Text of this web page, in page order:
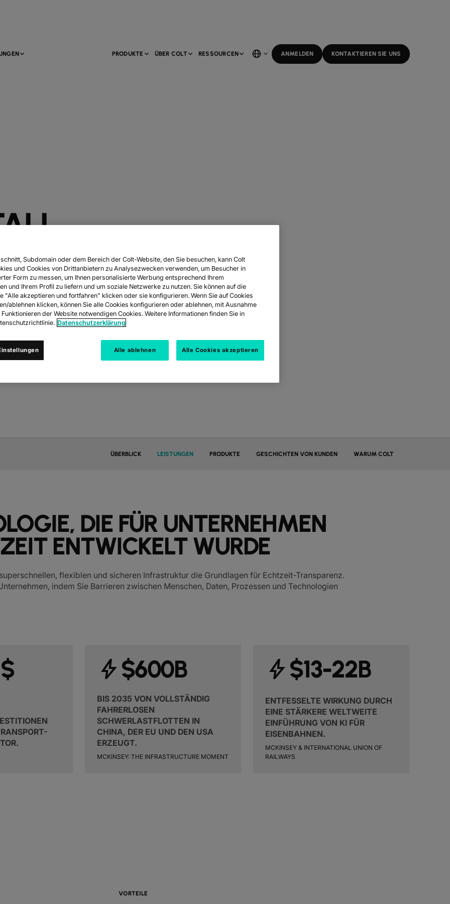
PRODUKTE ÜBER COLT RESSOURCEN ANMELDEN KONTAKTIEREN SIE UNS
bereit ist.
Kosten,
zu überstehen
ÜBERBLICK LEISTUNGEN PRODUKTE GESCHICHTEN VON KUNDEN WARUM COLT
DIE FÜR UNTERNEHMEN
ENTWICKELT WURDE
flexiblen und sicheren Infrastruktur die Grundlagen für Echtzeit-Transparenz.
indem Sie Barrieren zwischen Menschen, Daten, Prozessen und Technologien
bolt$600B
BIS 2035 VON VOLLSTÄNDIG
FAHRERLOSEN
SCHWERLASTFLOTTEN IN
CHINA, DER EU UND DEN USA
ERZEUGT.
MCKINSEY: THE INFRASTRUCTURE MOMENT
bolt$13-22B
ENTFESSELTE WIRKUNG DURCH
EINE STÄRKERE WELTWEITE
EINFÜHRUNG VON KI FÜR
EISENBAHNEN.
MCKINSEY & INTERNATIONAL UNION OF
RAILWAYS
VORTEILE
Subdomain oder dem Bereich der Colt-Website, den Sie besuchen, kann Colt
und Cookies von Drittanbietern zu Analysezwecken verwenden, um Besucher in
Form zu messen, um Ihnen personalisierte Werbung entsprechend Ihrem
und Ihrem Profil zu liefern und um soziale Netzwerke zu nutzen. Sie können auf die
"Alle akzeptieren und fortfahren" klicken oder sie konfigurieren. Wenn Sie auf Cookies
ablehnen klicken, können Sie alle Cookies konfigurieren oder ablehnen, mit Ausnahme
der Website notwendigen Cookies. Weitere Informationen finden Sie in
Datenschutzerklärung
Alle ablehnen Alle Cookies akzeptieren